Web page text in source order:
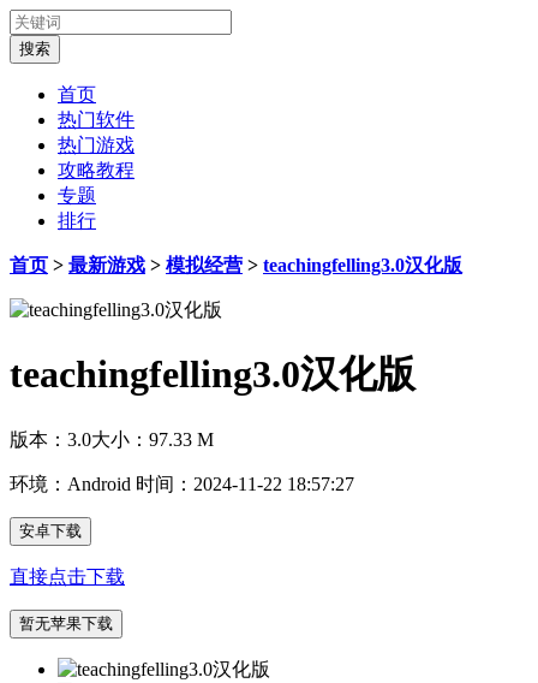
首页
热门软件
热门游戏
攻略教程
专题
排行
首页 > 最新游戏 > 模拟经营 > teachingfelling3.0汉化版
teachingfelling3.0汉化版
版本：3.0大小：97.33 M
环境：Android 时间：2024-11-22 18:57:27
安卓下载
直接点击下载
暂无苹果下载